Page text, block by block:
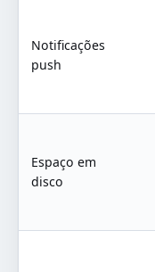
Notificações
push
Espaço em
disco